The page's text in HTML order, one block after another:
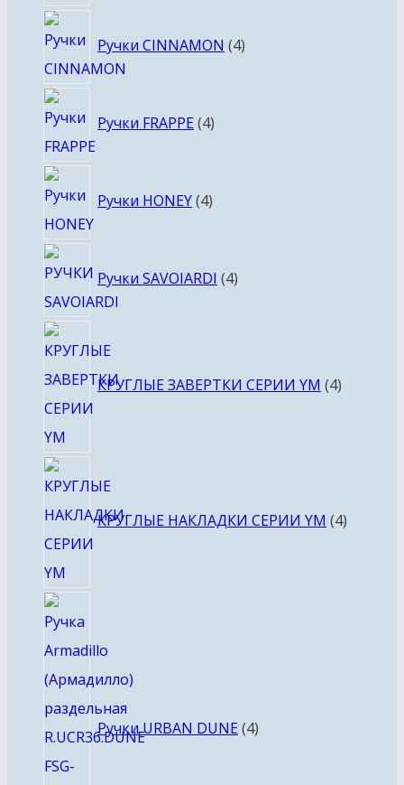
Ручки CINNAMON 4товара
Ручки FRAPPE 4товара
Ручки HONEY 4товара
Ручки SAVOIARDI 4товара
КРУГЛЫЕ ЗАВЕРТКИ СЕРИИ YM 4
КРУГЛЫЕ НАКЛАДКИ СЕРИИ YM 4
Ручки URBAN DUNE 4